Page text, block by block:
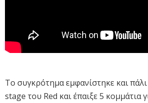
Το συγκρότημα εμφανίστηκε και
stage του Red και έπαιξε 5 κομμάτια